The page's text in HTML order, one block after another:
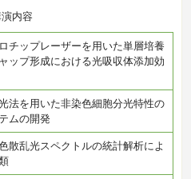
内容
チップレーザーを用いた単層培養
ップ形成における光吸収体添加効
法を用いた非染色細胞分光特性の
ムの開発
散乱光スペクトルの統計解析によ